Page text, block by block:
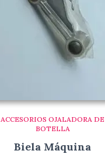
ACCESORIOS OJALADORA DE
BOTELLA
Biela Máquina